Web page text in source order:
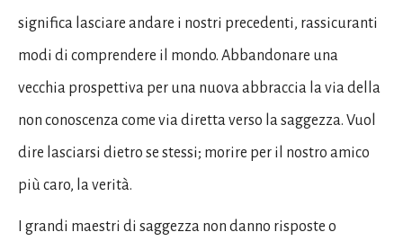
significa lasciare andare i nostri precedenti, rassicuranti
modi di comprendere il mondo. Abbandonare una
vecchia prospettiva per una nuova abbraccia la via della
non conoscenza come via diretta verso la saggezza. Vuol
dire lasciarsi dietro se stessi; morire per il nostro amico
più caro, la verità.
I grandi maestri di saggezza non danno risposte o